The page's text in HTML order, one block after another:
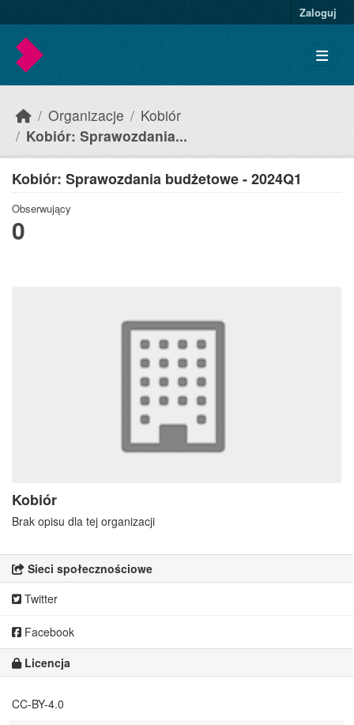
Zaloguj
Organizacje
Kobiór
Kobiór: Sprawozdania...
Kobiór: Sprawozdania budżetowe - 2024Q1
Obserwujący
0
Kobiór
Brak opisu dla tej organizacji
Sieci społecznościowe
Twitter
Facebook
Licencja
CC-BY-4.0